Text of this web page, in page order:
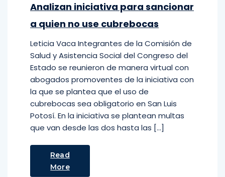
Analizan iniciativa para sancionar
a quien no use cubrebocas
Leticia Vaca Integrantes de la Comisión de
Salud y Asistencia Social del Congreso del
Estado se reunieron de manera virtual con
abogados promoventes de la iniciativa con
la que se plantea que el uso de
cubrebocas sea obligatorio en San Luis
Potosí. En la iniciativa se plantean multas
que van desde las dos hasta las […]
Read
More